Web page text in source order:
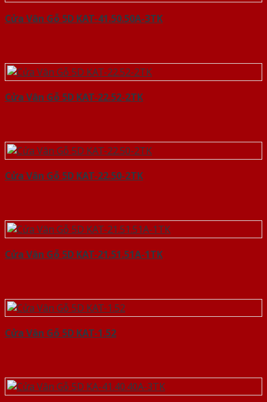
Cửa Vân Gỗ 5D KAT-41.50.50A-3TK
Cửa Vân Gỗ 5D KAT-22.52-2TK
Cửa Vân Gỗ 5D KAT-22.50-2TK
Cửa Vân Gỗ 5D KAT-21.51.51A-1TK
Cửa Vân Gỗ 5D KAT-1.52